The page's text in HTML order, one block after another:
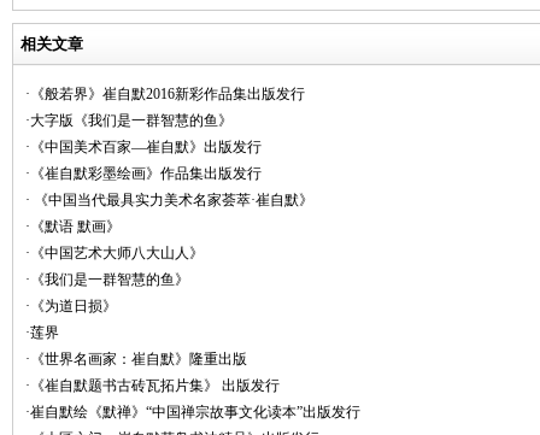
相关文章
·《般若界》崔自默2016新彩作品集出版发行
·大字版《我们是一群智慧的鱼》
·《中国美术百家—崔自默》出版发行
·《崔自默彩墨绘画》作品集出版发行
· 《中国当代最具实力美术名家荟萃·崔自默》
·《默语 默画》
·《中国艺术大师八大山人》
·《我们是一群智慧的鱼》
·《为道日损》
·莲界
·《世界名画家：崔自默》隆重出版
·《崔自默题书古砖瓦拓片集》 出版发行
·崔自默绘《默禅》“中国禅宗故事文化读本”出版发行